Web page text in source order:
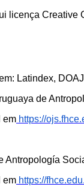
licença Creative
Latindex,
de
em https://
Antropología
em https://